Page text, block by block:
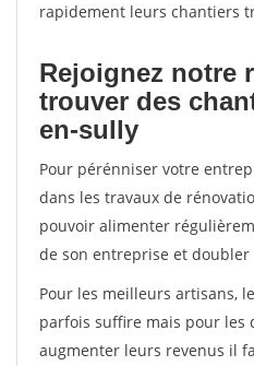
rapidement leurs chantiers
Rejoignez notre
trouver des
en-sully
Pour pérénniser votre
dans les travaux de
pouvoir alimenter
de son entreprise et
Pour les meilleurs artisans,
parfois suffire mais pour les
augmenter leurs revenus il